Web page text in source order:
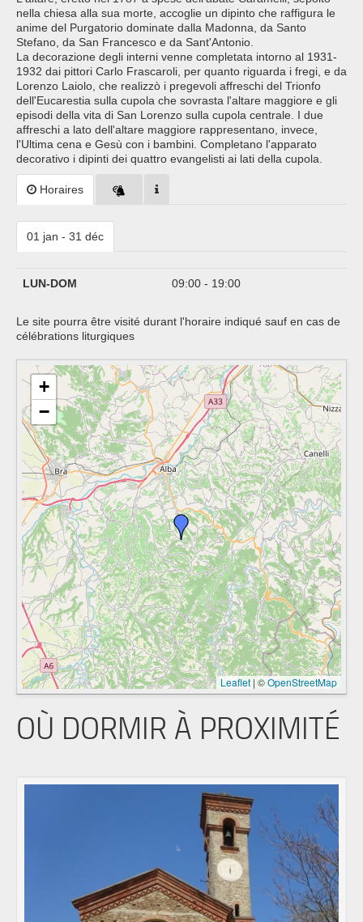
nella chiesa alla sua morte, accoglie un dipinto che raffigura le
anime del Purgatorio dominate dalla Madonna, da Santo
Stefano, da San Francesco e da Sant'Antonio.
La decorazione degli interni venne completata intorno al 1931-
1932 dai pittori Carlo Frascaroli, per quanto riguarda i fregi, e da
Lorenzo Laiolo, che realizzò i pregevoli affreschi del Trionfo
dell'Eucarestia sulla cupola che sovrasta l'altare maggiore e gli
episodi della vita di San Lorenzo sulla cupola centrale. I due
affreschi a lato dell'altare maggiore rappresentano, invece,
l'Ultima cena e Gesù con i bambini. Completano l'apparato
decorativo i dipinti dei quattro evangelisti ai lati della cupola.
Horaires
01 jan - 31 déc
LUN-DOM 09:00 - 19:00
Le site pourra être visité durant l'horaire indiqué sauf en cas de
célébrations liturgiques
+
−
Leaflet | ©OpenStreetMap
OÙ DORMIR À PROXIMITÉ